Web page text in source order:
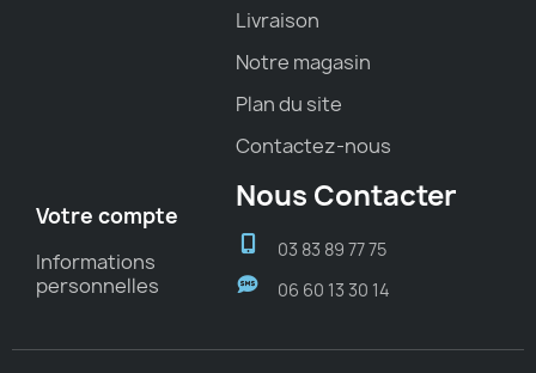
Livraison
Notre magasin
Plan du site
Contactez-nous
Votre compte
Informations
personnelles
Nous Contacter
03 83 89 77 75
06 60 13 30 14